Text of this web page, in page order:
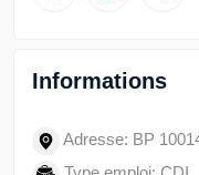
Informations
Adresse: BP